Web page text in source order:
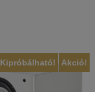
Akció!
Kipróbálható!